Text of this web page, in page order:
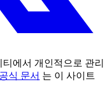
에서 개인적으로 관리
식 문서 는 이 사이트